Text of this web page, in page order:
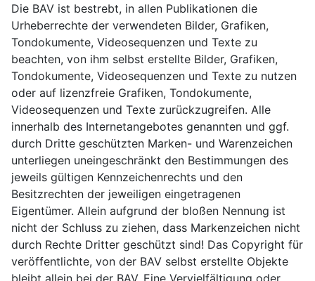
Die BAV ist bestrebt, in allen Publikationen die
Urheberrechte der verwendeten Bilder, Grafiken,
Tondokumente, Videosequenzen und Texte zu
beachten, von ihm selbst erstellte Bilder, Grafiken,
Tondokumente, Videosequenzen und Texte zu nutzen
oder auf lizenzfreie Grafiken, Tondokumente,
Videosequenzen und Texte zurückzugreifen. Alle
innerhalb des Internetangebotes genannten und ggf.
durch Dritte geschützten Marken- und Warenzeichen
unterliegen uneingeschränkt den Bestimmungen des
jeweils gültigen Kennzeichenrechts und den
Besitzrechten der jeweiligen eingetragenen
Eigentümer. Allein aufgrund der bloßen Nennung ist
nicht der Schluss zu ziehen, dass Markenzeichen nicht
durch Rechte Dritter geschützt sind! Das Copyright für
veröffentlichte, von der BAV selbst erstellte Objekte
bleibt allein bei der BAV. Eine Vervielfältigung oder